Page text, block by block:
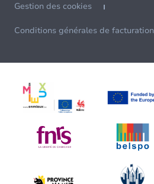
Gestion des cookies
Conditions générales de facturation